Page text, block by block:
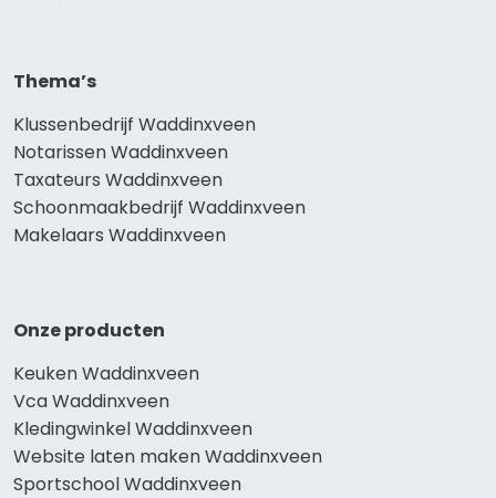
Thema’s
Klussenbedrijf Waddinxveen
Notarissen Waddinxveen
Taxateurs Waddinxveen
Schoonmaakbedrijf Waddinxveen
Makelaars Waddinxveen
Onze producten
Keuken Waddinxveen
Vca Waddinxveen
Kledingwinkel Waddinxveen
Website laten maken Waddinxveen
Sportschool Waddinxveen